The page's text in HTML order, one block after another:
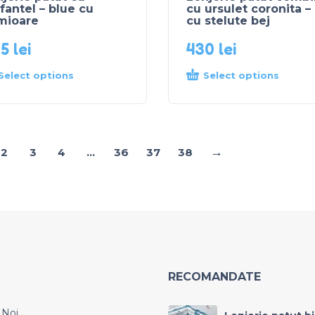
– blue cu
lei
options
cu ursulet coronita –
cu stelute bej
430 lei
Select options
2 3 4 … 36 37 38 →
RECOMANDATE